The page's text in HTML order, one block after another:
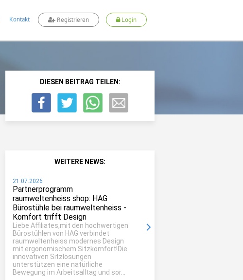
Kontakt Registrieren Login
DIESEN BEITRAG TEILEN:
WEITERE NEWS:
21.07.2026
Partnerprogramm
raumweltenheiss shop: HAG
Bürostühle bei raumweltenheiss -
Komfort trifft Design
Liebe Affiliates,mit den hochwertigen
Bürostühlen von HAG verbindet
raumweltenheiss modernes Design
mit ergonomischem Sitzkomfort!Die
innovativen Sitzlösungen
unterstützen eine natürliche
Bewegung im Arbeitsalltag und sor...